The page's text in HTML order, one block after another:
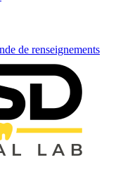
de renseignements